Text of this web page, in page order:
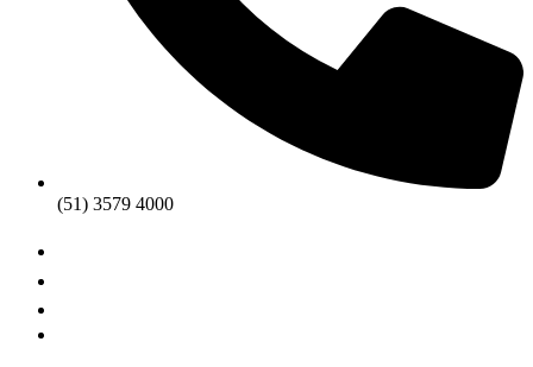
(51) 3579 4000